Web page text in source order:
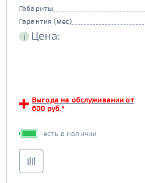
Габариты
Гарантия (мес)
i Цена:
Выгода на обслуживании от
600 руб.*
есть в наличии